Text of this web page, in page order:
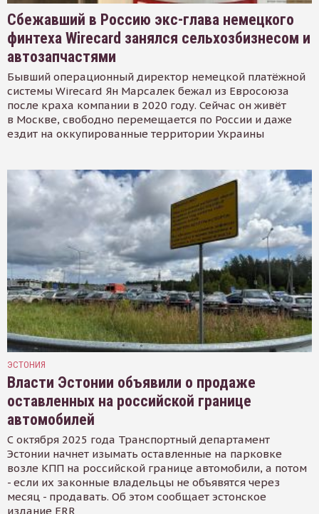
Сбежавший в Россию экс-глава немецкого
финтеха Wirecard занялся сельхозбизнесом и
автозапчастями
Бывший операционный директор немецкой платёжной
системы Wirecard Ян Марсалек бежал из Евросоюза
после краха компании в 2020 году. Сейчас он живёт
в Москве, свободно перемещается по России и даже
ездит на оккупированные территории Украины
ЭСТОНИЯ
Власти Эстонии объявили о продаже
оставленных на российской границе
автомобилей
С октября 2025 года Транспортный департамент
Эстонии начнет изымать оставленные на парковке
возле КПП на российской границе автомобили, а потом
- если их законные владельцы не объявятся через
месяц - продавать. Об этом сообщает эстонское
издание ERR